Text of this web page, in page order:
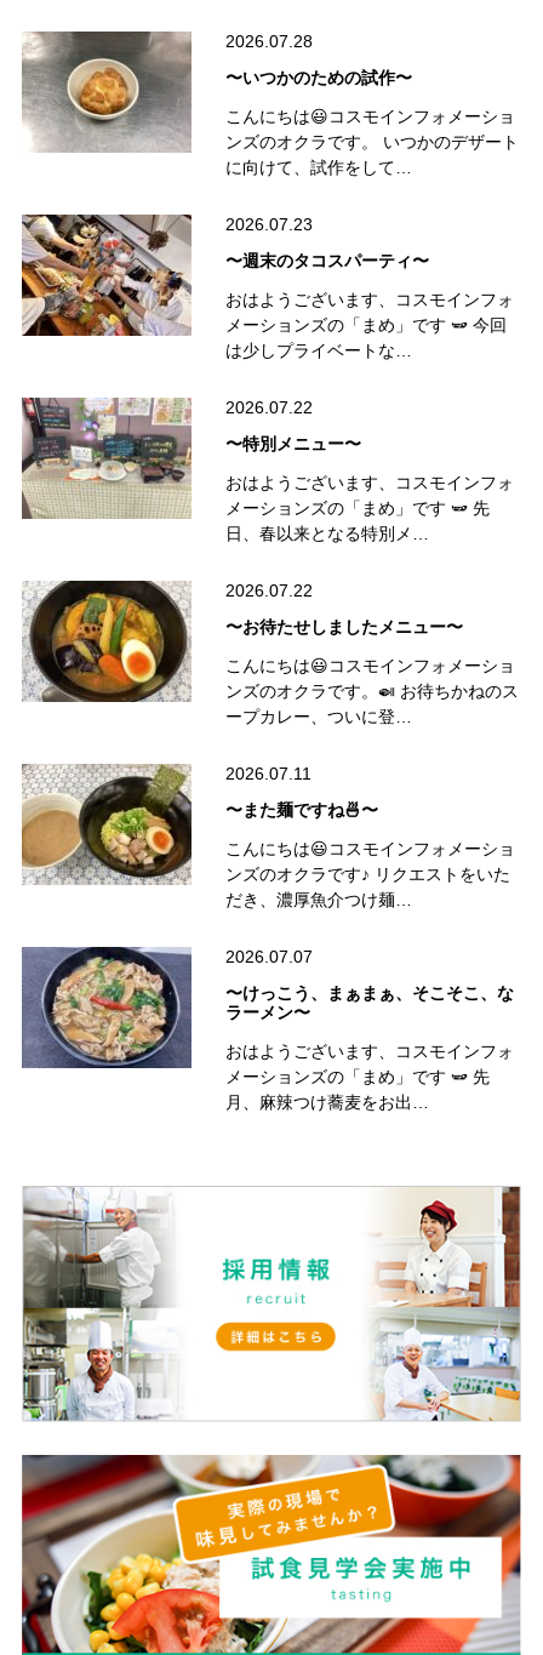
2026.07.28
〜いつかのための試作〜
こんにちは😃コスモインフォメーショ
ンズのオクラです。 いつかのデザート
に向けて、試作をして…
2026.07.23
〜週末のタコスパーティ〜
おはようございます、コスモインフォ
メーションズの「まめ」です 🫛 今回
は少しプライベートな…
2026.07.22
〜特別メニュー〜
おはようございます、コスモインフォ
メーションズの「まめ」です 🫛 先
日、春以来となる特別メ…
2026.07.22
〜お待たせしましたメニュー〜
こんにちは😃コスモインフォメーショ
ンズのオクラです。🍛 お待ちかねのス
ープカレー、ついに登…
2026.07.11
〜また麺ですね🍜〜
こんにちは😃コスモインフォメーショ
ンズのオクラです♪ リクエストをいた
だき、濃厚魚介つけ麺…
2026.07.07
〜けっこう、まぁまぁ、そこそこ、な
ラーメン〜
おはようございます、コスモインフォ
メーションズの「まめ」です 🫛 先
月、麻辣つけ蕎麦をお出…